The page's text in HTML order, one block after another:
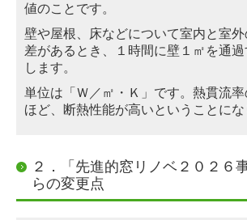
値のことです。
壁や屋根、床などについて室内と室
差がある とき、１時間に壁１㎡を通
します。
単位は「Ｗ／㎡・Ｋ」です。 熱貫流
ほど、断熱性能が高いということにな
２．「先進的窓リノベ２０２６
らの変更点